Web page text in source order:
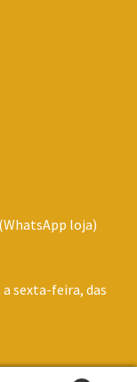
loja)
a sexta-feira, das